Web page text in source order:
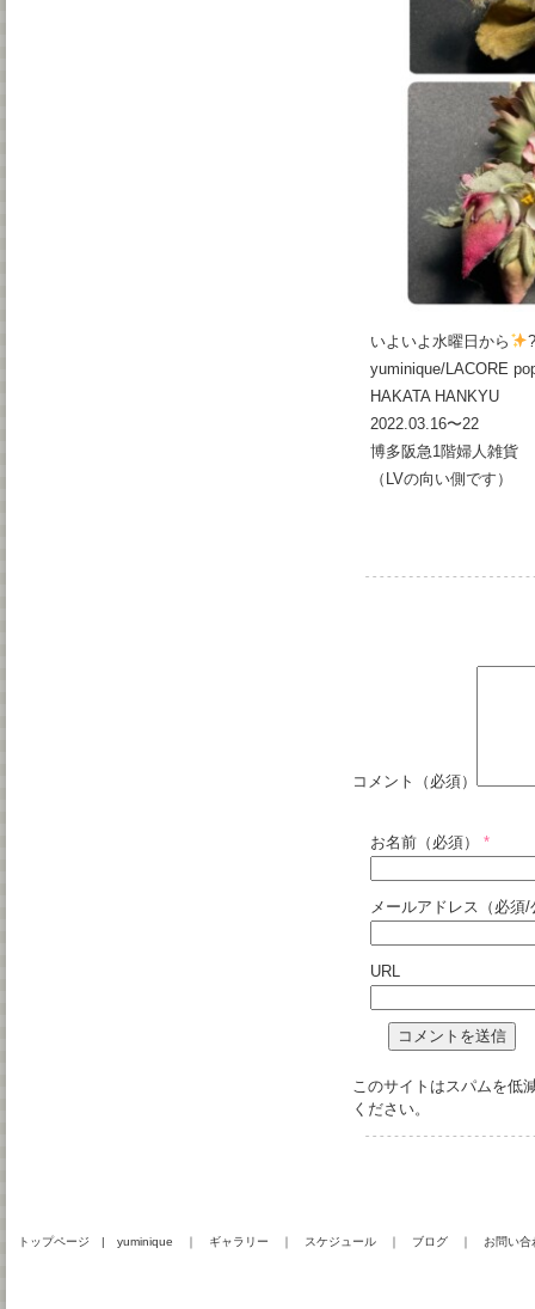
いよいよ水曜日から
?
yuminique/LACORE
HAKATA HANKYU
2022.03.16〜22
博多阪急1階婦人雑貨
（LVの向い側です）
コメント（必須）
お名前（必須） *
メールアドレス（必須
URL
このサイトはスパムを低
ください。
トップページ | yuminique ｜ ギャラリー ｜ スケジュール ｜ ブログ ｜ お問い合